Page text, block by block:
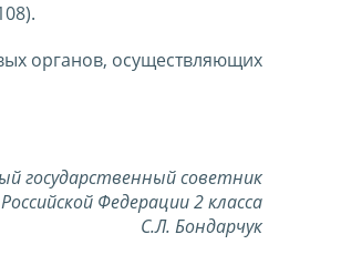
органов, осуществляющих
государственный советник
Российской Федерации 2 класса
С.Л. Бондарчук